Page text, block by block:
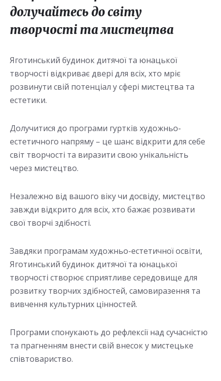
долучайтесь до світу
творчості та мистецтва
Яготинський будинок дитячої та юнацької
творчості відкриває двері для всіх, хто мріє
розвинути свій потенціал у сфері мистецтва та
естетики.
Долучитися до програми гуртків художньо-
естетичного напряму – це шанс відкрити для себе
світ творчості та виразити свою унікальність
через мистецтво.
Незалежно від вашого віку чи досвіду, мистецтво
завжди відкрито для всіх, хто бажає розвивати
свої творчі здібності.
Завдяки програмам художньо-естетичної освіти,
Яготинський будинок дитячої та юнацької
творчості створює сприятливе середовище для
розвитку творчих здібностей, самовиразення та
вивчення культурних цінностей.
Програми спонукають до рефлексії над сучасністю
та прагненням внести свій внесок у мистецьке
співтовариство.